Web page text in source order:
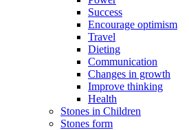
Success
Encourage optimism
Travel
Dieting
Communication
Changes in growth
Improve thinking
Health
Stones in Children
Stones form